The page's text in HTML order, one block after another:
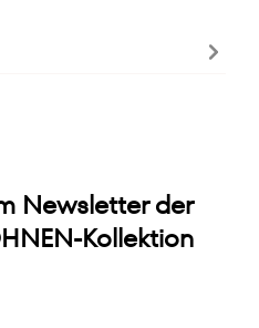
Newsletter der
Kollektion